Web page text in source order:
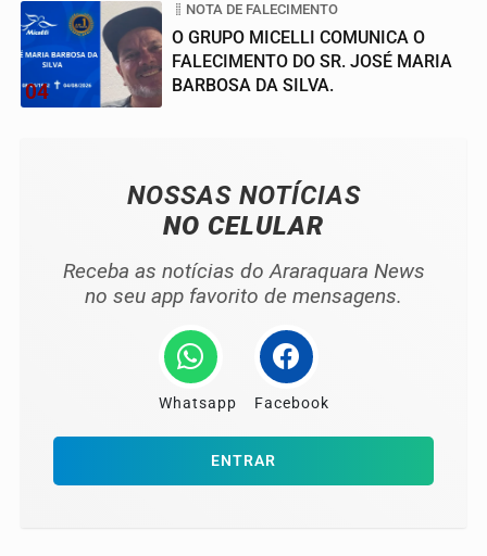
04
NOTA DE FALECIMENTO
O GRUPO MICELLI COMUNICA O
FALECIMENTO DO SR. JOSÉ MARIA
BARBOSA DA SILVA.
NOSSAS NOTÍCIAS
NO CELULAR
Receba as notícias do Araraquara News
no seu app favorito de mensagens.
Whatsapp Facebook
ENTRAR